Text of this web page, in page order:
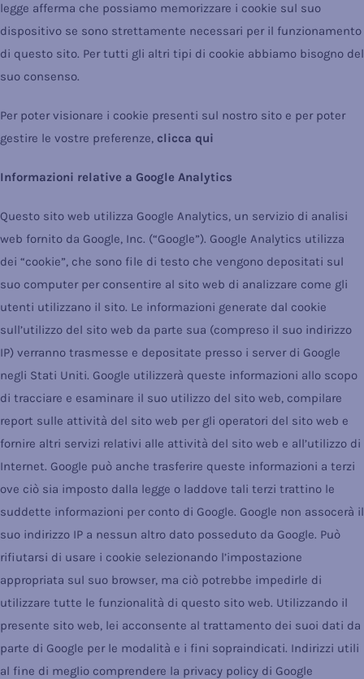
legge afferma che possiamo memorizzare i cookie sul suo
dispositivo se sono strettamente necessari per il funzionamento
di questo sito. Per tutti gli altri tipi di cookie abbiamo bisogno del
suo consenso.
Per poter visionare i cookie presenti sul nostro sito e per poter
gestire le vostre preferenze, clicca qui
Informazioni relative a Google Analytics
Questo sito web utilizza Google Analytics, un servizio di analisi
web fornito da Google, Inc. (“Google”). Google Analytics utilizza
dei “cookie”, che sono file di testo che vengono depositati sul
suo computer per consentire al sito web di analizzare come gli
utenti utilizzano il sito. Le informazioni generate dal cookie
sull’utilizzo del sito web da parte sua (compreso il suo indirizzo
IP) verranno trasmesse e depositate presso i server di Google
negli Stati Uniti. Google utilizzerà queste informazioni allo scopo
di tracciare e esaminare il suo utilizzo del sito web, compilare
report sulle attività del sito web per gli operatori del sito web e
fornire altri servizi relativi alle attività del sito web e all’utilizzo di
Internet. Google può anche trasferire queste informazioni a terzi
ove ciò sia imposto dalla legge o laddove tali terzi trattino le
suddette informazioni per conto di Google. Google non assocerà il
suo indirizzo IP a nessun altro dato posseduto da Google. Può
rifiutarsi di usare i cookie selezionando l’impostazione
appropriata sul suo browser, ma ciò potrebbe impedirle di
utilizzare tutte le funzionalità di questo sito web. Utilizzando il
presente sito web, lei acconsente al trattamento dei suoi dati da
parte di Google per le modalità e i fini sopraindicati. Indirizzi utili
al fine di meglio comprendere la privacy policy di Google